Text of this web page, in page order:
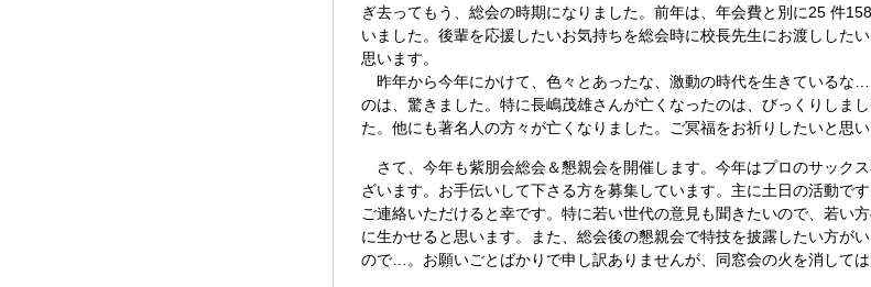
ぎ去ってもう、総会の時期になりました。前年は、年会費と別に25 件
いました。後輩を応援したいお気持ちを総会時に校長先生にお渡しした
思います。
昨年から今年にかけて、色々とあったな、激動の時代を生きているな
のは、驚きました。特に長嶋茂雄さんが亡くなったのは、びっくりしま
た。他にも著名人の方々が亡くなりました。ご冥福をお祈りしたいと思い
さて、今年も紫朋会総会＆懇親会を開催します。今年はプロのサック
ざいます。お手伝いして下さる方を募集しています。主に土日の活動で
ご連絡いただけると幸です。特に若い世代の意見も聞きたいので、若い
に生かせると思います。また、総会後の懇親会で特技を披露したい方が
ので…。お願いごとばかりで申し訳ありませんが、同窓会の火を消して